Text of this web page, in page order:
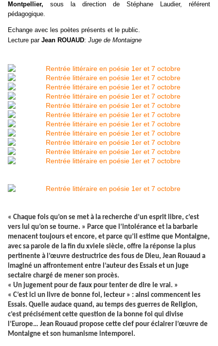
Montpellier, sous la direction de Stéphane Laudier, référent
pédagogique.
Echange avec les poètes présents et le public.
Lecture par Jean ROUAUD: Juge de Montaigne
« Chaque fois qu’on se met à la recherche d’un esprit libre, c’est
vers lui qu’on se tourne. » Parce que l’intolérance et la barbarie
menacent toujours et encore, et parce qu’il estime que Montaigne,
avec sa parole de la fin du xviele siècle, offre la réponse la plus
pertinente à l’œuvre destructrice des fous de Dieu, Jean Rouaud a
imaginé un affrontement entre l’auteur des Essais et un juge
sectaire chargé de mener son procès.
« Un jugement pour de faux pour tenter de dire le vrai. »
« C’est ici un livre de bonne foi, lecteur » : ainsi commencent les
Essais. Quelle audace quand, au temps des guerres de Religion,
c’est précisément cette question de la bonne foi qui divise
l’Europe… Jean Rouaud propose cette clef pour éclairer l’œuvre de
Montaigne et son humanisme intemporel.